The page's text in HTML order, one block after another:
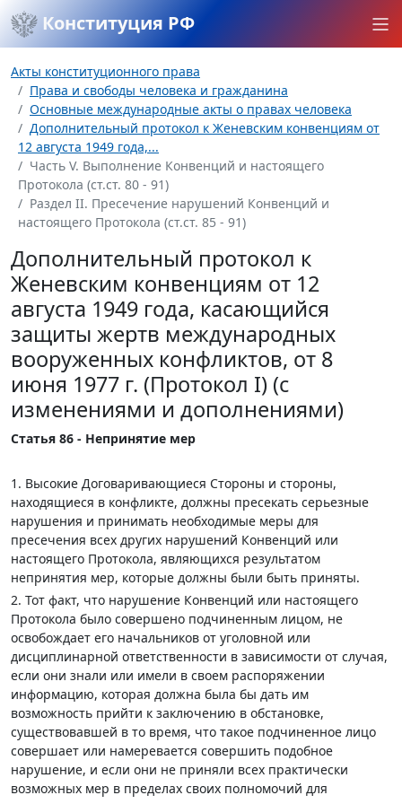
Конституция РФ
Акты конституционного права
Права и свободы человека и гражданина
Основные международные акты о правах человека
Дополнительный протокол к Женевским конвенциям от
12 августа 1949 года,...
Часть V. Выполнение Конвенций и настоящего
Протокола (ст.ст. 80 - 91)
Раздел II. Пресечение нарушений Конвенций и
настоящего Протокола (ст.ст. 85 - 91)
Дополнительный протокол к
Женевским конвенциям от 12
августа 1949 года, касающийся
защиты жертв международных
вооруженных конфликтов, от 8
июня 1977 г. (Протокол I) (с
изменениями и дополнениями)
Статья 86 - Непринятие мер
1. Высокие Договаривающиеся Стороны и стороны,
находящиеся в конфликте, должны пресекать серьезные
нарушения и принимать необходимые меры для
пресечения всех других нарушений Конвенций или
настоящего Протокола, являющихся результатом
непринятия мер, которые должны были быть приняты.
2. Тот факт, что нарушение Конвенций или настоящего
Протокола было совершено подчиненным лицом, не
освобождает его начальников от уголовной или
дисциплинарной ответственности в зависимости от случая,
если они знали или имели в своем распоряжении
информацию, которая должна была бы дать им
возможность прийти к заключению в обстановке,
существовавшей в то время, что такое подчиненное лицо
совершает или намеревается совершить подобное
нарушение, и если они не приняли всех практически
возможных мер в пределах своих полномочий для